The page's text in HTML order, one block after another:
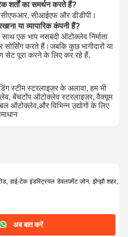
शर्तों का समर्थन करते हैं?
सीआईएफ और डीडीपी।
या व्यापारिक कंपनी हैं?
एक भाप नसबंदी ऑटोक्लेव निर्माता
सोर्सिंग करते हैं।जबकि कुछ भागीदारों या
सेट पूरा करने के लिए कर रहे हैं.
स्टीम स्टरलाइज़र के अलावा, हम भी
बेंचटॉप ऑटोक्लेव स्टरलाइज़र, वैक्यूम
ऑटोक्लेव,और विभिन्न उद्योगों के लिए
हाई-टेक इंडस्ट्रियल डेवलपमेंट ज़ोन, झेंग्झौ शहर,
अब बात करें